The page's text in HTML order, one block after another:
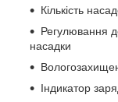
Кількість
Регулювання
насадки
Індикатор